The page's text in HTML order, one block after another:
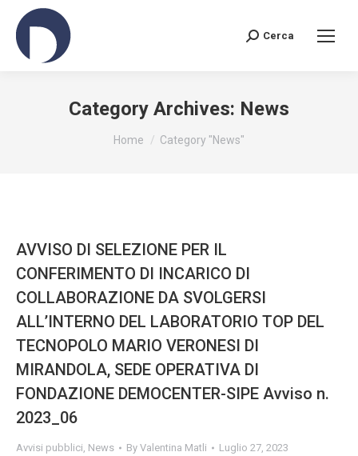
Search:
Cerca
Category Archives: News
You are here:
Home Category "News"
AVVISO DI SELEZIONE PER IL
CONFERIMENTO DI INCARICO DI
COLLABORAZIONE DA SVOLGERSI
ALL’INTERNO DEL LABORATORIO TOP DEL
TECNOPOLO MARIO VERONESI DI
MIRANDOLA, SEDE OPERATIVA DI
FONDAZIONE DEMOCENTER-SIPE Avviso n.
2023_06
Avvisi pubblici, News By Valentina Matli Luglio 27, 2023